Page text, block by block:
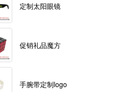
定制太阳眼镜
促销礼品魔方
手腕带定制logo